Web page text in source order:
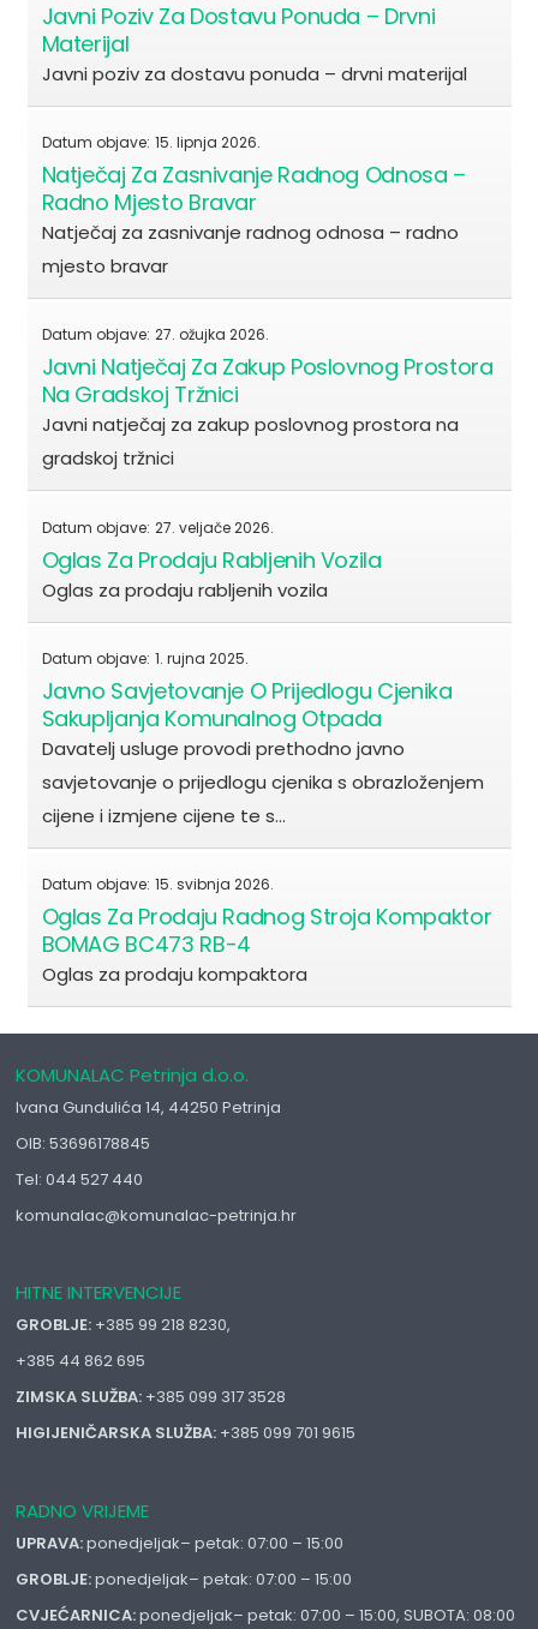
Javni Poziv Za Dostavu Ponuda – Drvni
Materijal
Javni poziv za dostavu ponuda – drvni materijal
Datum objave: 15. lipnja 2026.
Natječaj Za Zasnivanje Radnog Odnosa –
Radno Mjesto Bravar
Natječaj za zasnivanje radnog odnosa – radno
mjesto bravar
Datum objave: 27. ožujka 2026.
Javni Natječaj Za Zakup Poslovnog Prostora
Na Gradskoj Tržnici
Javni natječaj za zakup poslovnog prostora na
gradskoj tržnici
Datum objave: 27. veljače 2026.
Oglas Za Prodaju Rabljenih Vozila
Oglas za prodaju rabljenih vozila
Datum objave: 1. rujna 2025.
Javno Savjetovanje O Prijedlogu Cjenika
Sakupljanja Komunalnog Otpada
Davatelj usluge provodi prethodno javno
savjetovanje o prijedlogu cjenika s obrazloženjem
cijene i izmjene cijene te s…
Datum objave: 15. svibnja 2026.
Oglas Za Prodaju Radnog Stroja Kompaktor
BOMAG BC473 RB-4
Oglas za prodaju kompaktora
KOMUNALAC Petrinja d.o.o.
Ivana Gundulića 14, 44250 Petrinja
OIB: 53696178845
Tel: 044 527 440
komunalac@komunalac-petrinja.hr
HITNE INTERVENCIJE
GROBLJE: +385 99 218 8230,
+385 44 862 695
ZIMSKA SLUŽBA: +385 099 317 3528
HIGIJENIČARSKA SLUŽBA: +385 099 701 9615
RADNO VRIJEME
UPRAVA:ponedjeljak– petak: 07:00 – 15:00
GROBLJE:ponedjeljak– petak: 07:00 – 15:00
CVJEĆARNICA:ponedjeljak– petak: 07:00 – 15:00, SUBOTA: 08:00